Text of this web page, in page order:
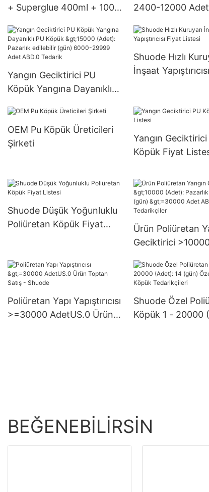
+ Superglue 400ml + 100g
aktivatör
2400-12000
Shuode
Yangın Geciktirici PU
Köpük Yangına Dayanıklı
Pazarlık edilebilir (gün)
6000-29999 Adet ABD.0
Tedarik
Shuode Hızlı
İnşaat
OEM Pu Köpük Üreticileri
Şirketi
Yangın Geciktirici
Köpük Fiyat
Shuode Düşük Yoğunluklu
Poliüretan Köpük Fiyat
Ürün Poliüretan
Geciktirici
>=30000 Adet
Tedarikçiler
Poliüretan Yapı Yapıştırıcısı
>=30000 AdetUS.0 Ürün
Shuode Özel
Köpük 1 - 20000
BEĞENEBILIRSIN